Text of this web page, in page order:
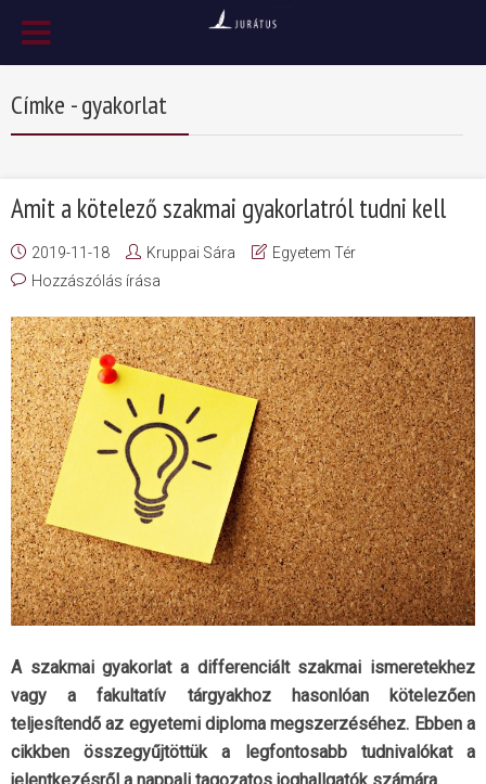
Címke - gyakorlat
Amit a kötelező szakmai gyakorlatról tudni kell
2019-11-18 Kruppai Sára
Egyetem Tér
Hozzászólás írása
A szakmai gyakorlat a differenciált szakmai ismeretekhez
vagy a fakultatív tárgyakhoz hasonlóan kötelezően
teljesítendő az egyetemi diploma megszerzéséhez. Ebben a
cikkben összegyűjtöttük a legfontosabb tudnivalókat a